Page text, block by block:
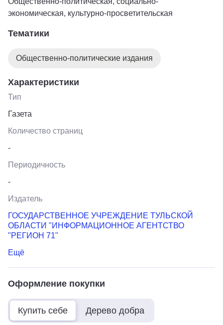
экономическая, культурно-просветительская
Тематики
Общественно-политические издания
Характеристики
Тип
Газета
Количество страниц
-
Периодичность
-
Издатель
ГОСУДАРСТВЕННОЕ УЧРЕЖДЕНИЕ ТУЛЬСКОЙ
ОБЛАСТИ "ИНФОРМАЦИОННОЕ АГЕНТСТВО
"РЕГИОН 71"
Ещё
Оформление покупки
Купить себе Дерево добра